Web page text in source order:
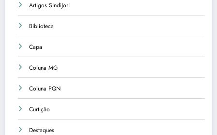
Artigos SindiJori
Biblioteca
Capa
Coluna MG
Coluna PQN
Curtição
Destaques